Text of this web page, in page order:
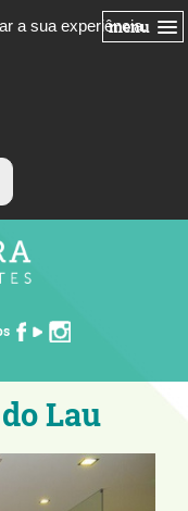
a sua experiência.
menu
Lau